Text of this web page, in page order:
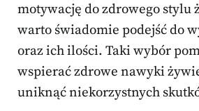
motywację do zdrowego stylu
warto świadomie podejść do
oraz ich ilości. Taki wybór
wspierać zdrowe nawyki
uniknąć niekorzystnych